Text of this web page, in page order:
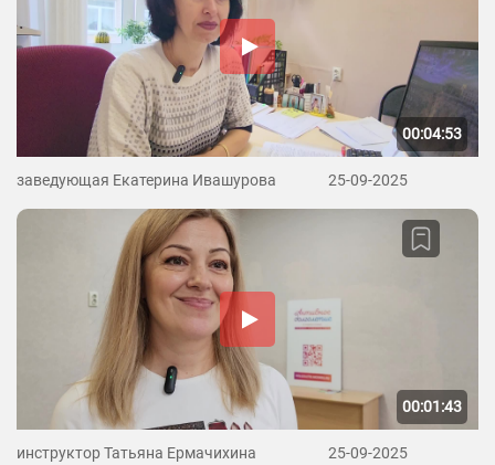
00:04:53
заведующая Екатерина Ивашурова 25-09-2025
00:01:43
инструктор Татьяна Ермачихина 25-09-2025